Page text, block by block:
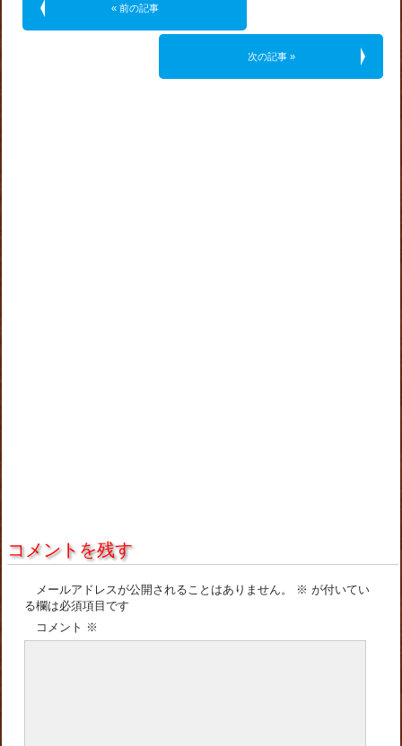
« 前の記事
次の記事 »
コメントを残す
メールアドレスが公開されることはありません。 ※ が付いてい
る欄は必須項目です
コメント ※